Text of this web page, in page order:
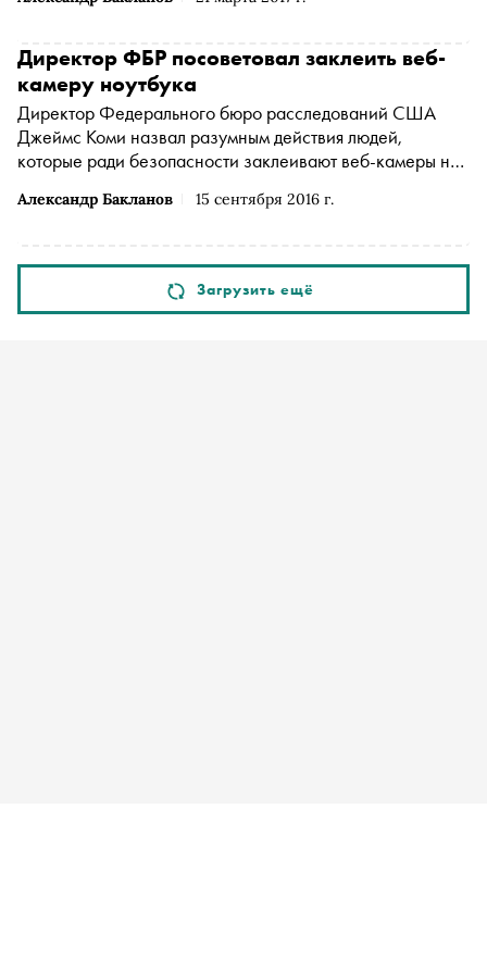
Александр Бакланов 15 сентября 2016 г.
Директор ФБР посоветовал заклеить веб-
камеру ноутбука
Директор Федерального бюро расследований США
Джеймс Коми назвал разумным действия людей,
которые ради безопасности заклеивают веб-камеры на
Загрузить ещё